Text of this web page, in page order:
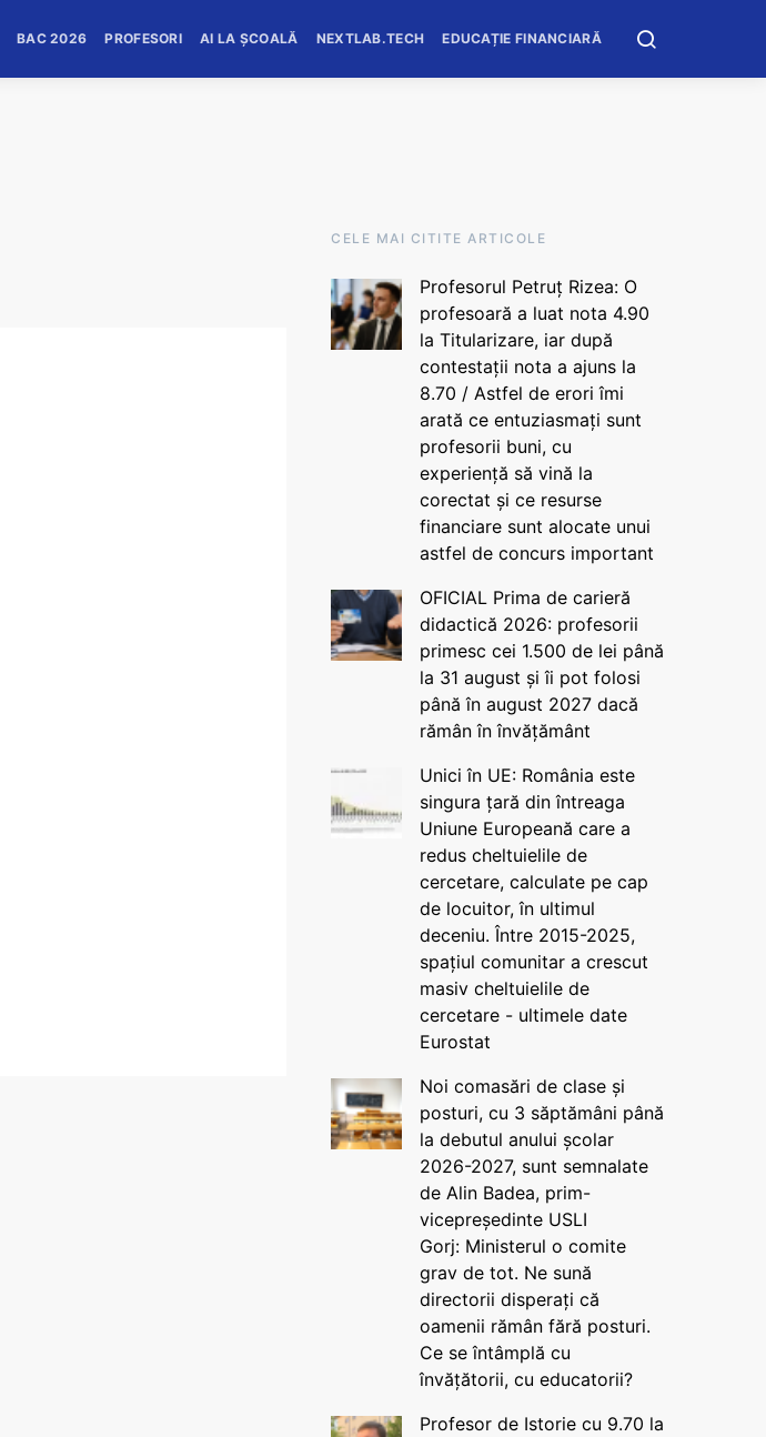
BAC 2026 PROFESORI AI LA ȘCOALĂ NEXTLAB.TECH EDUCAȚIE FINANCIARĂ
CELE MAI CITITE ARTICOLE
Profesorul Petruț Rizea: O
profesoară a luat nota 4.90
la Titularizare, iar după
contestații nota a ajuns la
8.70 / Astfel de erori îmi
arată ce entuziasmați sunt
profesorii buni, cu
experiență să vină la
corectat și ce resurse
financiare sunt alocate unui
astfel de concurs important
OFICIAL Prima de carieră
didactică 2026: profesorii
primesc cei 1.500 de lei până
la 31 august și îi pot folosi
până în august 2027 dacă
rămân în învățământ
Unici în UE: România este
singura țară din întreaga
Uniune Europeană care a
redus cheltuielile de
cercetare, calculate pe cap
de locuitor, în ultimul
deceniu. Între 2015-2025,
spațiul comunitar a crescut
masiv cheltuielile de
cercetare - ultimele date
Eurostat
Noi comasări de clase și
posturi, cu 3 săptămâni până
la debutul anului școlar
2026-2027, sunt semnalate
de Alin Badea, prim-
vicepreședinte USLI
Gorj: Ministerul o comite
grav de tot. Ne sună
directorii disperați că
oamenii rămân fără posturi.
Ce se întâmplă cu
învățătorii, cu educatorii?
Profesor de Istorie cu 9.70 la